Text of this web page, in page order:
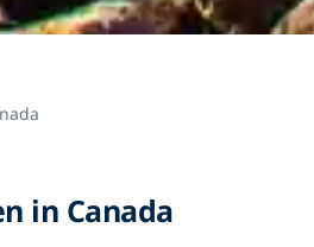
in Canada